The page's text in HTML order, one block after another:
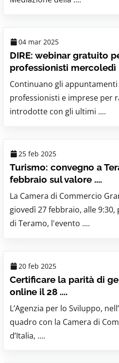
04 mar 2025
DIRE: webinar gratuito
professionisti mercoledì
Continuano gli
professionisti e imprese per
introdotte con gli ultimi ....
25 feb 2025
Turismo: convegno a
febbraio sul valore ....
La Camera di Commercio
giovedì 27 febbraio, alle
di Teramo, l'evento ....
20 feb 2025
Certificare la parità di
online il 28 ....
L’Agenzia per lo Sviluppo,
quadro con la Camera di
d’Italia, ....